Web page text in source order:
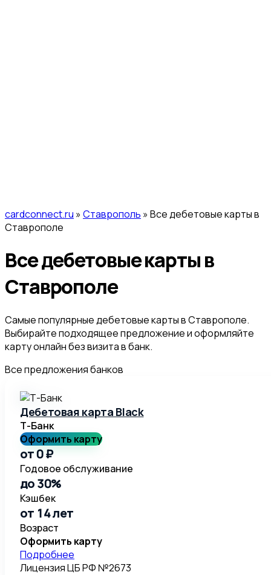
cardconnect.ru »Ставрополь » Все дебетовые карты в
Ставрополе
Все дебетовые карты в
Ставрополе
Самые популярные дебетовые карты в Ставрополе.
Выбирайте подходящее предложение и оформляйте
карту онлайн без визита в банк.
Все предложения банков
Дебетовая карта Black
Т-Банк
Оформить карту
от 0 ₽
Годовое обслуживание
до 30%
Кэшбек
от 14 лет
Возраст
Оформить карту
Подробнее
Лицензия ЦБ РФ №2673